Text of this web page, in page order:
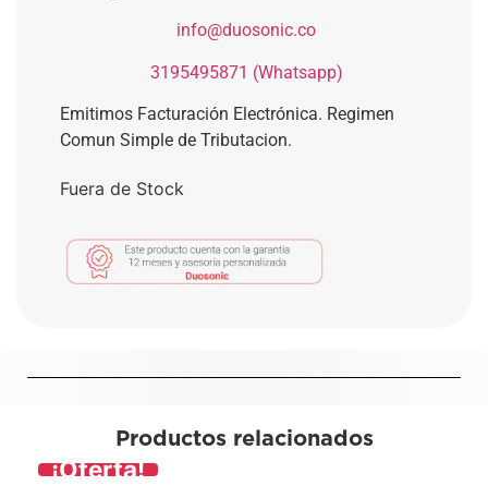
info@duosonic.co
3195495871 (Whatsapp)
Emitimos Facturación Electrónica. Regimen
Comun Simple de Tributacion.
Fuera de Stock
Productos relacionados
¡Oferta!